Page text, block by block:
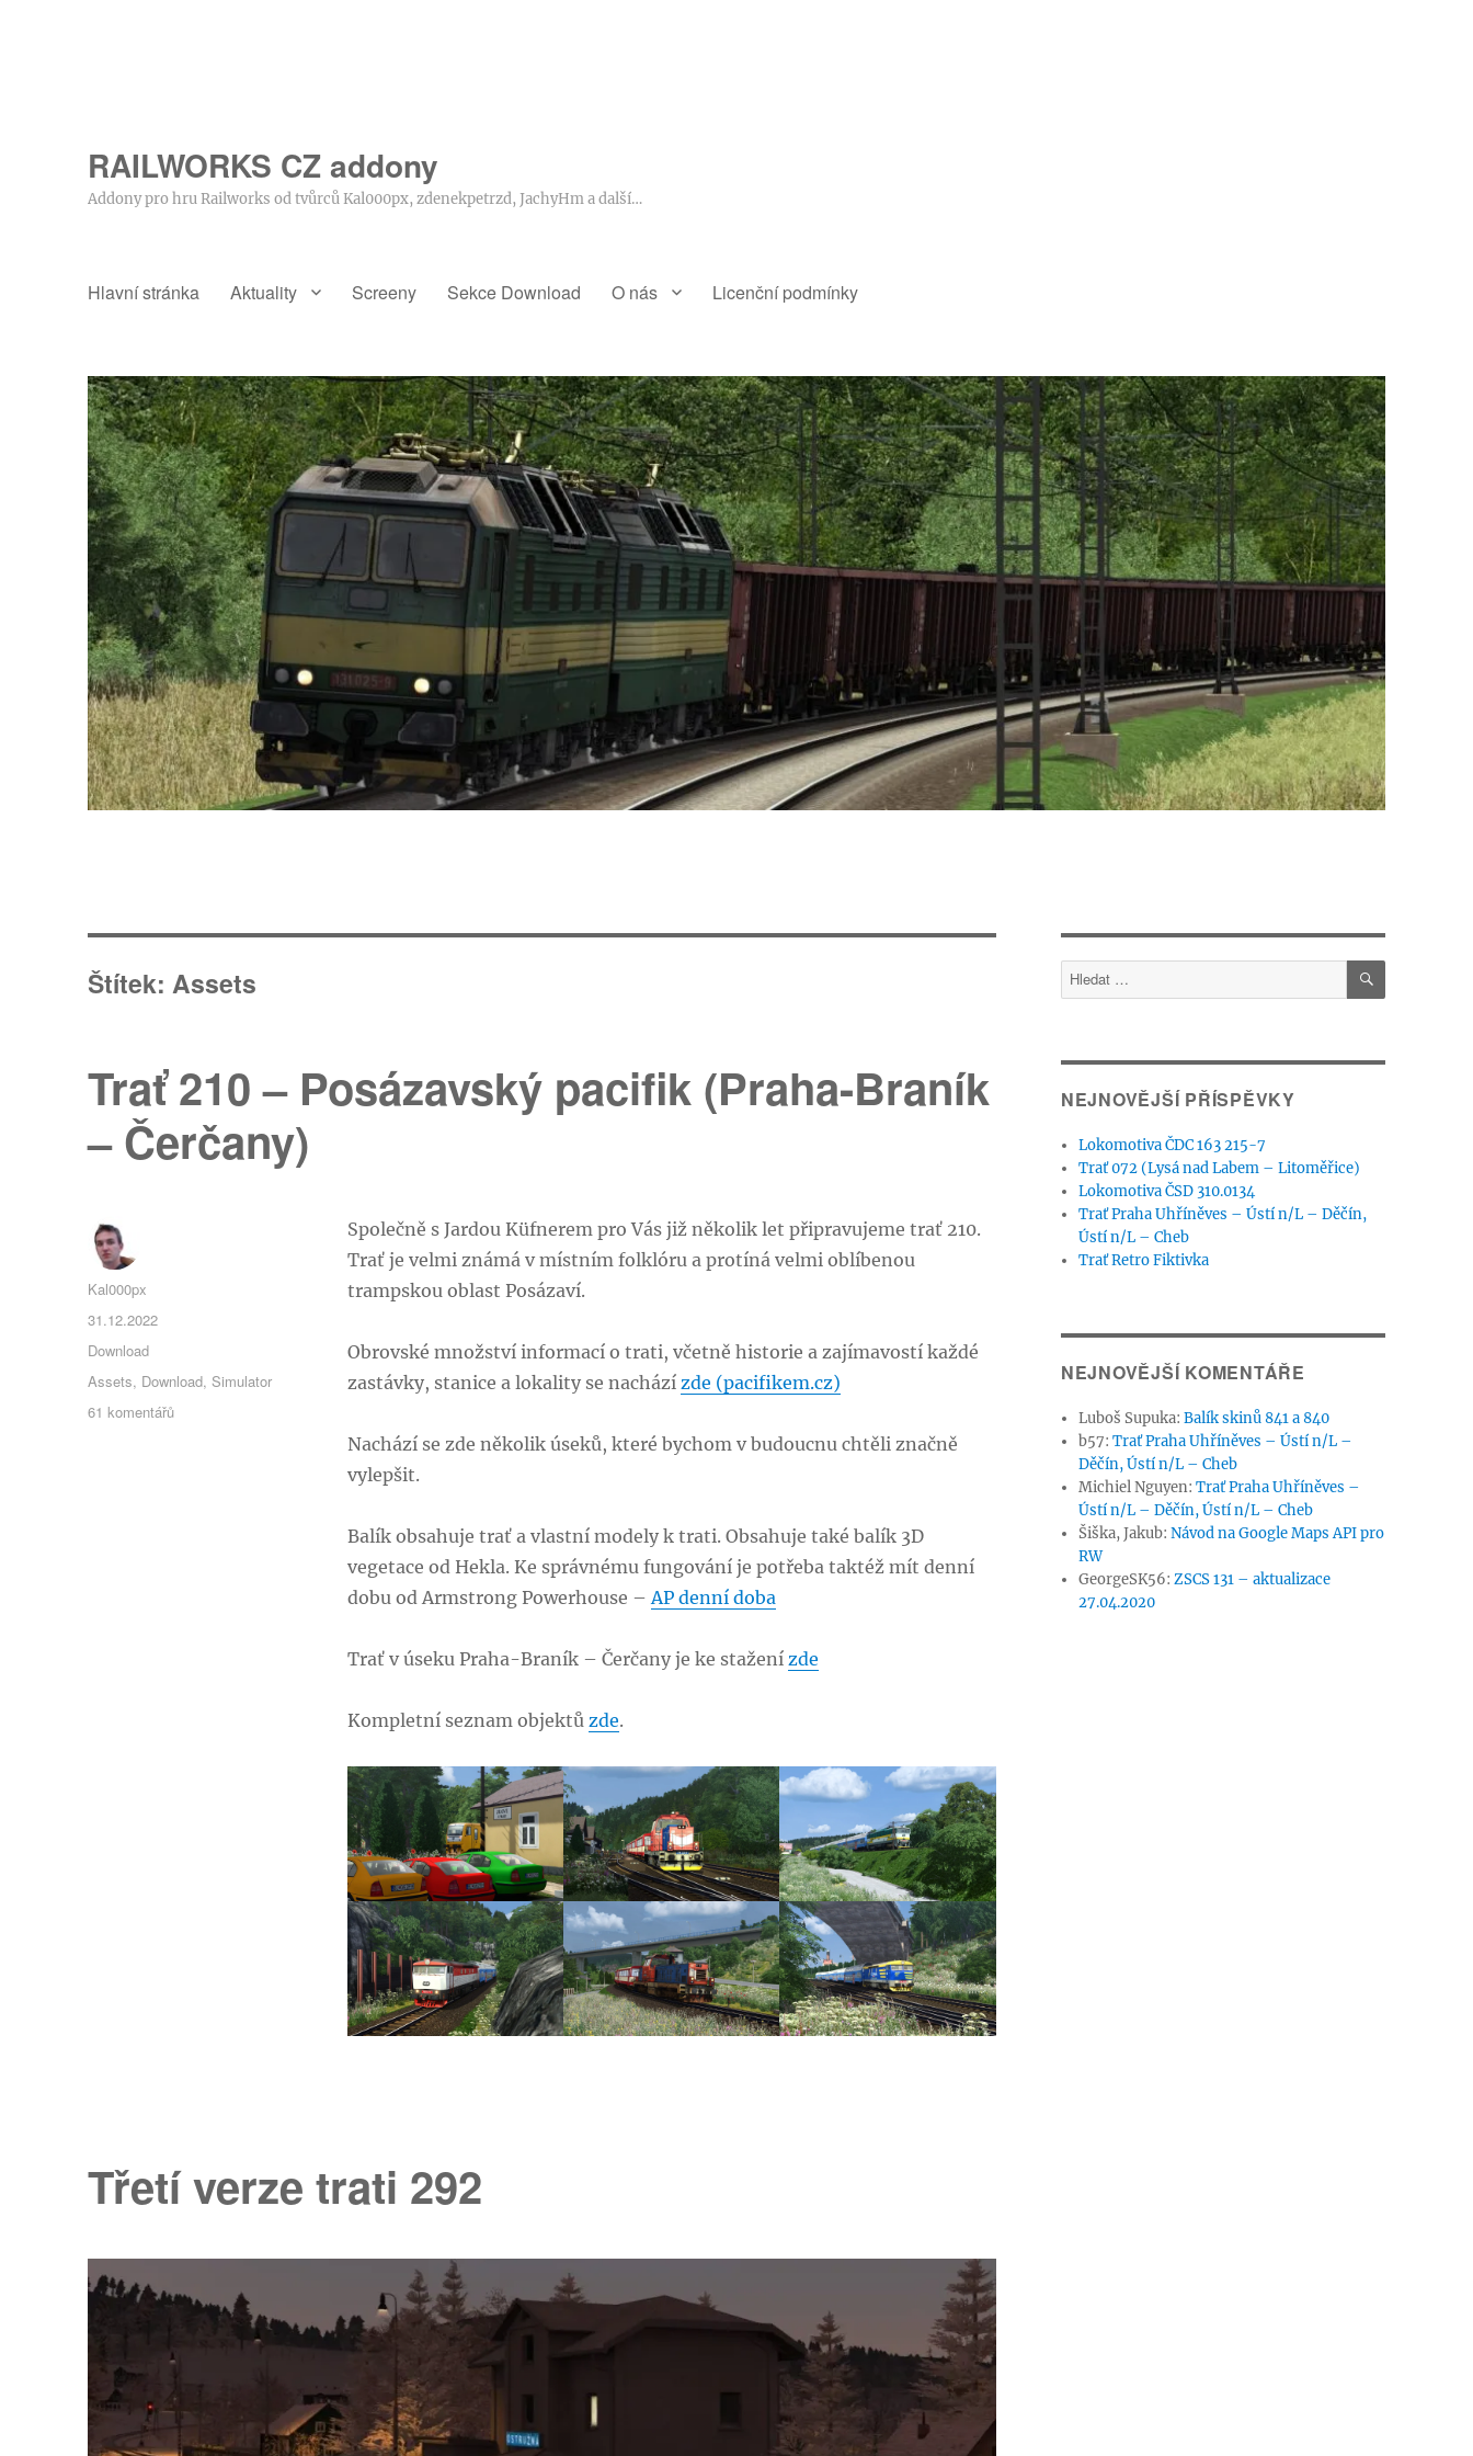
RAILWORKS CZ addony
Addony pro hru Railworks od tvůrců Kal000px, zdenekpetrzd, JachyHm a další…
Hlavní stránka Aktuality Screeny Sekce Download O nás Licenční podmínky
Štítek: Assets
Trať 210 – Posázavský pacifik (Praha-Braník
– Čerčany)
Společně s Jardou Küfnerem pro Vás již několik let připravujeme trať 210.
Trať je velmi známá v místním folklóru a protíná velmi oblíbenou
trampskou oblast Posázaví.
Obrovské množství informací o trati, včetně historie a zajímavostí každé
zastávky, stanice a lokality se nachází zde (pacifikem.cz)
Nachází se zde několik úseků, které bychom v budoucnu chtěli značně
vylepšit.
Balík obsahuje trať a vlastní modely k trati. Obsahuje také balík 3D
vegetace od Hekla. Ke správnému fungování je potřeba taktéž mít denní
dobu od Armstrong Powerhouse – AP denní doba
Trať v úseku Praha-Braník – Čerčany je ke stažení zde
Kompletní seznam objektů zde.
Autor:
Kal000px
Publikováno:
31.12.2022
Rubriky:
Download
Štítky:
Assets, Download,Simulator
61 komentářůu
Třetí verze trati 292
Hledat: HLEDÁNÍ
NEJNOVĚJŠÍ PŘÍSPĚVKY
Lokomotiva ČDC 163 215-7
Trať 072 (Lysá nad Labem – Litoměřice)
Lokomotiva ČSD 310.0134
Trať Praha Uhříněves – Ústí n/L – Děčín,
Ústí n/L – Cheb
Trať Retro Fiktivka
NEJNOVĚJŠÍ KOMENTÁŘE
Luboš Supuka:Balík skinů 841 a 840
b57:Trať Praha Uhříněves – Ústí n/L –
Děčín, Ústí n/L – Cheb
Michiel Nguyen:Trať Praha Uhříněves –
Ústí n/L – Děčín, Ústí n/L – Cheb
Šiška, Jakub:Návod na Google Maps API pro
RW
GeorgeSK56:ZSCS 131 – aktualizace
27.04.2020